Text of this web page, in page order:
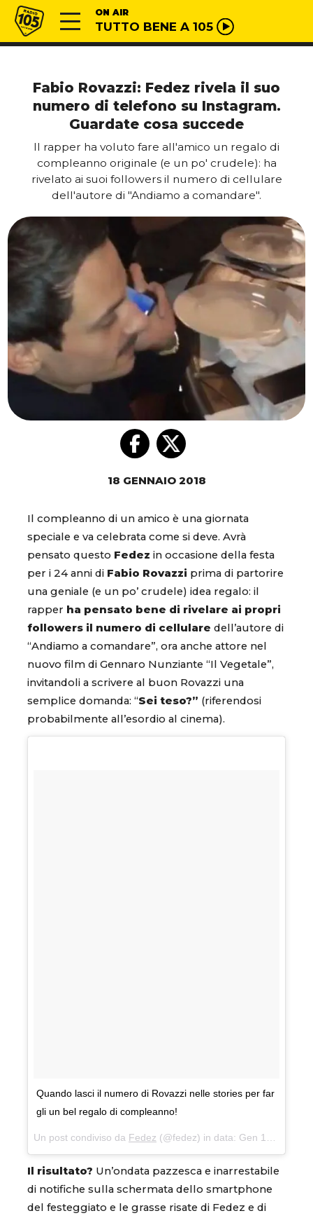
Vai al contenuto
Radio 105 ON AIR
TUTTO BENE A 105
Fabio Rovazzi: Fedez rivela il suo
numero di telefono su Instagram.
Guardate cosa succede
Il rapper ha voluto fare all'amico un regalo di
compleanno originale (e un po' crudele): ha
rivelato ai suoi followers il numero di cellulare
dell'autore di "Andiamo a comandare".
18 GENNAIO 2018
Il compleanno di un amico è una giornata
speciale e va celebrata come si deve. Avrà
pensato questo Fedez in occasione della festa
per i 24 anni di Fabio Rovazzi prima di partorire
una geniale (e un po’ crudele) idea regalo: il
rapper ha pensato bene di rivelare ai propri
followers il numero di cellulare dell’autore di
“Andiamo a comandare”, ora anche attore nel
nuovo film di Gennaro Nunziante “Il Vegetale”,
invitandoli a scrivere al buon Rovazzi una
semplice domanda: “Sei teso?” (riferendosi
probabilmente all’esordio al cinema).
Quando lasci il numero di Rovazzi nelle stories per far
gli un bel regalo di compleanno!
Un post condiviso da Fedez (@fedez) in data: Gen 17, 2018 at 2:18 PST
Il risultato? Un’ondata pazzesca e inarrestabile
di notifiche sulla schermata dello smartphone
del festeggiato e le grasse risate di Fedez e di